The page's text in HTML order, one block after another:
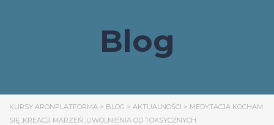
Blog
KURSY ARONPLATFORMA > BLOG > AKTUALNOŚCI > MEDYTACJA KOCHAM
SIĘ ,KREACJI MARZEŃ ,UWOLNIENIA OD TOKSYCZNYCH